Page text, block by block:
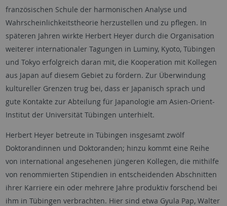
französischen Schule der harmonischen Analyse und
Wahrscheinlichkeitstheorie herzustellen und zu pflegen. In
späteren Jahren wirkte Herbert Heyer durch die Organisation
weiterer internationaler Tagungen in Luminy, Kyoto, Tübingen
und Tokyo erfolgreich daran mit, die Kooperation mit Kollegen
aus Japan auf diesem Gebiet zu fördern. Zur Überwindung
kultureller Grenzen trug bei, dass er Japanisch sprach und
gute Kontakte zur Abteilung für Japanologie am Asien-Orient-
Institut der Universität Tübingen unterhielt.
Herbert Heyer betreute in Tübingen insgesamt zwölf
Doktorandinnen und Doktoranden; hinzu kommt eine Reihe
von international angesehenen jüngeren Kollegen, die mithilfe
von renommierten Stipendien in entscheidenden Abschnitten
ihrer Karriere ein oder mehrere Jahre produktiv forschend bei
ihm in Tübingen verbrachten. Hier sind etwa Gyula Pap, Walter